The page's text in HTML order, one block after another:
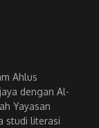
Ahlus
dengan Al-
Yayasan
studi literasi